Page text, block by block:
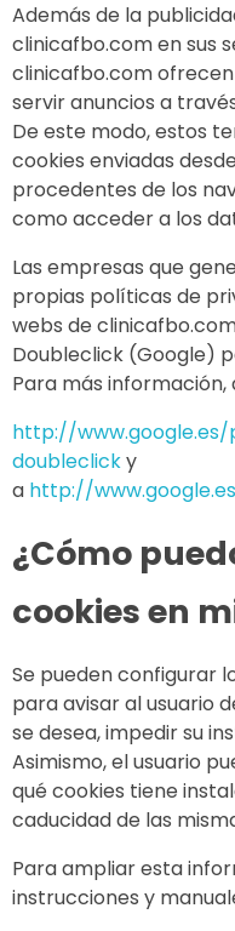
Además de la
clinicafbo.com en sus
clinicafbo.com
servir anuncios a
De este modo, estos
cookies enviadas
procedentes de los
como acceder a los
Las empresas que
propias políticas de
webs de
Doubleclick (Google)
Para más información,
http://
doubleclicky
a http://
¿Cómo
cookies en
Se pueden configurar
para avisar al usuario
se desea, impedir su
Asimismo, el usuario
qué cookies tiene
caducidad de las
Para ampliar esta
instrucciones y